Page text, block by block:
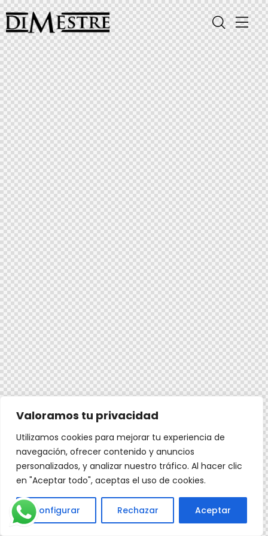
Valoramos tu privacidad
Utilizamos cookies para mejorar tu experiencia de
navegación, ofrecer contenido y anuncios
personalizados, y analizar nuestro tráfico. Al hacer clic
en "Aceptar todo", aceptas el uso de cookies.
Configurar Rechazar Aceptar